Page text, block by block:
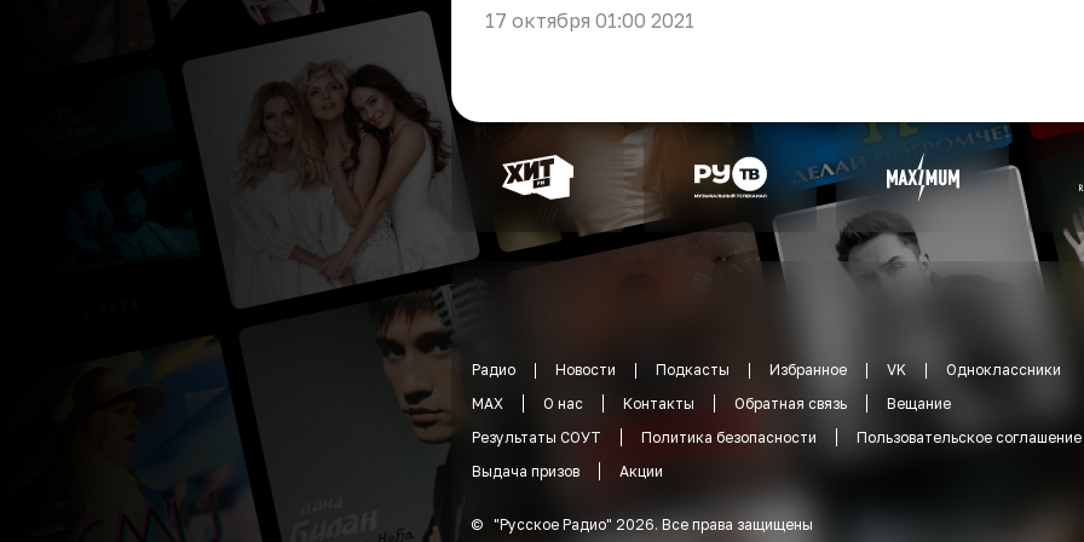
17 октября 01:00 2021
Радио Новости Подкасты Избранное VK
Одноклассники
MAX
О нас Контакты Обратная связь
Вещание
Результаты СОУТ
Политика безопасности
Пользовательское соглашение
Выдача призов
Акции
© "Русское Радио" 2026. Все права защищены